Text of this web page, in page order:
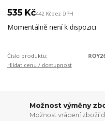
535 Kč442 Kčbez DPH
Momentálně není k dispozici
Číslo produktu:
Hlídat cenu / dostupnost
Možnost výměny
Možnost vrácení zboží